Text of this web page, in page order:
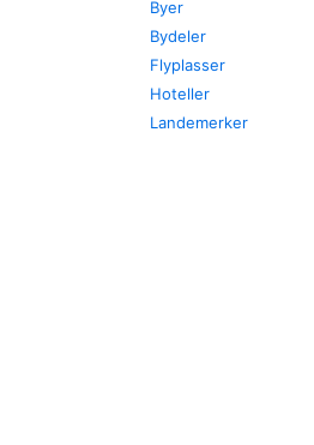
Byer
Bydeler
Flyplasser
Hoteller
Landemerker